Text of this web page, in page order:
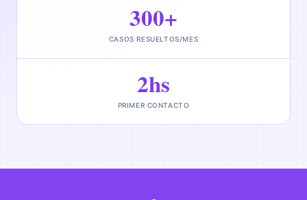
300+
CASOS RESUELTOS/MES
2hs
PRIMER CONTACTO